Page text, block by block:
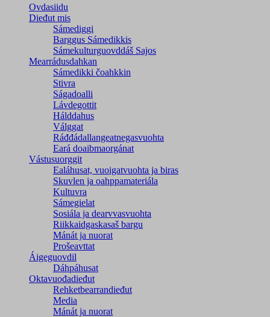
Ovdasiidu
Dieđut mis
Sámediggi
Barggus Sámedikkis
Sámekulturguovddáš Sajos
Mearrádusdahkan
Sámedikki čoahkkin
Stivra
Ságadoalli
Lávdegottit
Hálddahus
Válggat
Ráđđádallangeatnegas­vuohta
Eará doaibmaorgánat
Vástusuorggit
Ealáhusat, vuoigatvuohta ja biras
Skuvlen ja oahppamateriála
Kultuvra
Sámegielat
Sosiála ja dearvvasvuohta
Riikkaidgaskasaš bargu
Mánát ja nuorat
Prošeavttat
Áigeguovdil
Dáhpáhusat
Oktavuođadieđut
Rehketbearrandieđut
Media
Mánát ja nuorat